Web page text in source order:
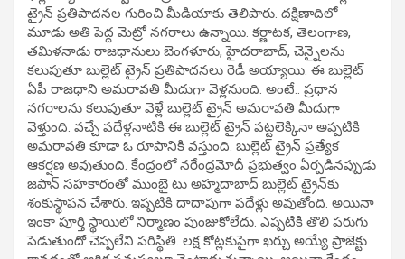
ట్రైన్ ప్రతిపాదనల గురించి మీడియాకు తెలిపారు. దక్షిణాదిలో
మూడు అతి పెద్ద మెట్రో నగరాలు ఉన్నాయి. కర్ణాటక, తెలంగాణ,
తమిళనాడు రాజధానులు బెంగళూరు, హైదరాబాద్, చెన్నైలను
కలుపుతూ బుల్లెట్ ట్రైన్ ప్రతిపాదనలు రెడీ అయ్యాయి. ఈ బుల్లెట్
ఏపీ రాజధాని అమరావతి మీదుగా వెళ్లనుంది. అంటే.. ప్రధాన
నగరాలను కలుపుతూ వెళ్లే బుల్లెట్ ట్రైన్ అమరావతి మీదుగా
వెళ్తుంది. వచ్చే పదేళ్లనాటికి ఈ బుల్లెట్ ట్రైన్ పట్టలెక్కినా అప్పటికి
అమరావతి కూడా ఓ రూపానికి వస్తుంది. బుల్లెట్ ట్రైన్ ప్రత్యేక
ఆకర్షణ అవుతుంది. కేంద్రంలో నరేంద్రమోదీ ప్రభుత్వం ఏర్పడినప్పుడు
జపాన్ సహకారంతో ముంబై టు అహ్మదాబాద్ బుల్లెట్ ట్రైన్‌కు
శంకుస్థాపన చేశారు. ఇప్పటికి దాదాపుగా పదేళ్లు అవుతోంది. అయినా
ఇంకా పూర్తి స్థాయిలో నిర్మాణం పుంజుకోలేదు. ఎప్పటికి తొలి పరుగు
పెడుతుందో చెప్పలేని పరిస్థితి. లక్ష కోట్లకుపైగా ఖర్చు అయ్యే ప్రాజెక్టు